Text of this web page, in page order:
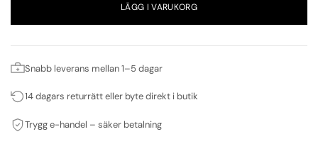
LÄGG I VARUKORG
Snabb leverans mellan 1–5 dagar
14 dagars returrätt eller byte direkt i butik
Trygg e-handel – säker betalning